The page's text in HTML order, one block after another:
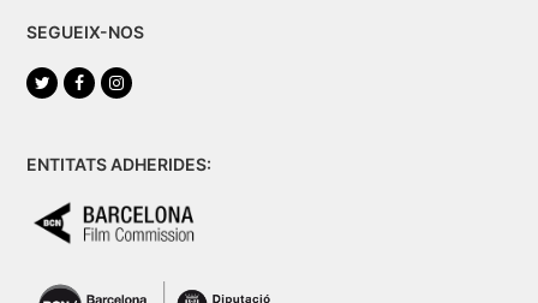
SEGUEIX-NOS
TwitterFacebookInstagram
ENTITATS ADHERIDES: